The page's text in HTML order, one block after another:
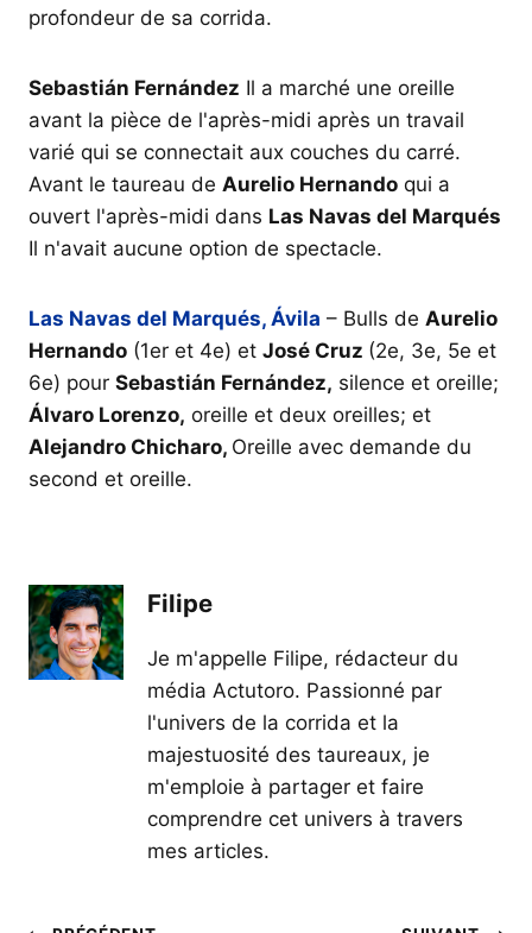
profondeur de sa corrida.
Sebastián Fernández Il a marché une oreille
avant la pièce de l'après-midi après un travail
varié qui se connectait aux couches du carré.
Avant le taureau de Aurelio Hernando qui a
ouvert l'après-midi dans Las Navas del Marqués
Il n'avait aucune option de spectacle.
Las Navas del Marqués, Ávila – Bulls de Aurelio
Hernando (1er et 4e) et José Cruz (2e, 3e, 5e et
6e) pour Sebastián Fernández, silence et oreille;
Álvaro Lorenzo, oreille et deux oreilles; et
Alejandro Chicharo, Oreille avec demande du
second et oreille.
Filipe
Je m'appelle Filipe, rédacteur du
média Actutoro. Passionné par
l'univers de la corrida et la
majestuosité des taureaux, je
m'emploie à partager et faire
comprendre cet univers à travers
mes articles.